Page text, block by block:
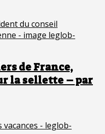
de France,
la sellette – par